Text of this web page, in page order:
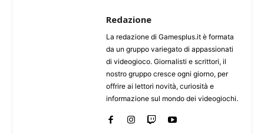
Redazione
La redazione di Gamesplus.it è formata
da un gruppo variegato di appassionati
di videogioco. Giornalisti e scrittori, il
nostro gruppo cresce ogni giorno, per
offrire ai lettori novità, curiosità e
informazione sul mondo dei videogiochi.